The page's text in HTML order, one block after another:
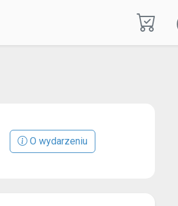
O wydarzeniu